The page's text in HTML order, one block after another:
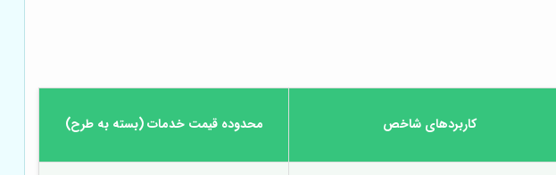
کاربردهای شاخص محدوده قیمت خدمات (بسته به طرح)